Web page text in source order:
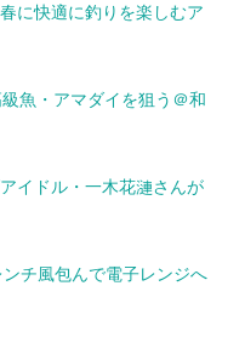
に快適に釣りを楽しむア
魚・アマダイを狙う ＠和
イドル・一木花漣さんが
ンチ風包んで電子レンジへ